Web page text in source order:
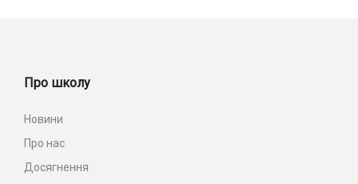
Про школу
Новини
Про нас
Досягнення